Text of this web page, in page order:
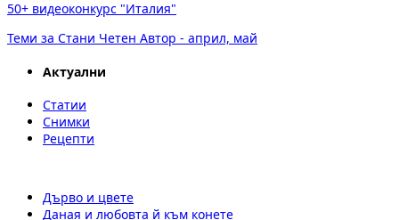
50+ видеоконкурс "Италия"
Теми за Стани Четен Автор - април, май
Актуални
Статии
Снимки
Рецепти
Дърво и цвете
Даная и любовта й към конете